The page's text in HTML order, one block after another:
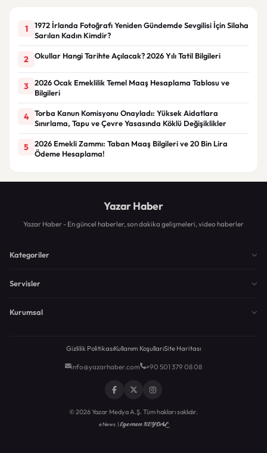
1
1972 İrlanda Fotoğrafı Yeniden Gündemde Sevgilisi İçin Silaha
Sarılan Kadın Kimdir?
2 Okullar Hangi Tarihte Açılacak? 2026 Yılı Tatil Bilgileri
3
2026 Ocak Emeklilik Temel Maaş Hesaplama Tablosu ve
Bilgileri
4
Torba Kanun Komisyonu Onayladı: Yüksek Aidatlara
Sınırlama, Tapu ve Çevre Yasasında Köklü Değişiklikler
5
2026 Emekli Zammı: Taban Maaş Bilgileri ve 20 Bin Lira
Ödeme Hesaplama!
Yazar Haber
Yazar Haber - En güncel haberler, son dakika gelişmeleri, video haberler
Kategoriler
Servisler
Kurumsal
Gizlilik PolitikasıKullanım KoşullarıSite Haritası
info@yazarhaber.com +90 501 379 08 08
© 2026 Yazar Medya A.Ş. Tüm hakları saklıdır.
eNews |Egemen KEYDAL